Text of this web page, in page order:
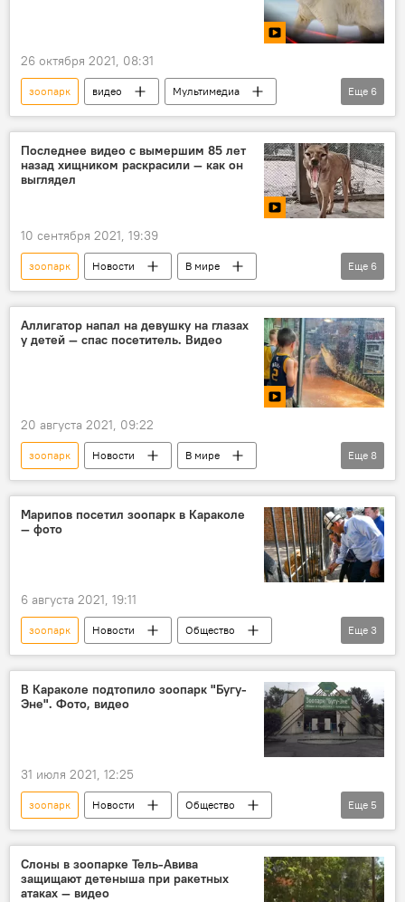
26 октября 2021, 08:31
зоопарк видео
Мультимедиа
В мире
Новости
Якутск
дрон
медведица
Интересное из мира животных
Еще 6
Последнее видео с вымершим 85 лет
назад хищником раскрасили — как он
выглядел
10 сентября 2021, 19:39
зоопарк Новости
В мире
Общество
видео
Мультимедиа
Австралия
архив
Интересное из мира животных
Еще 6
Аллигатор напал на девушку на глазах
у детей — спас посетитель. Видео
20 августа 2021, 09:22
зоопарк Новости
В мире
Происшествия
видео
Мультимедиа
США
аллигатор
нападение
помощь
Еще 8
Марипов посетил зоопарк в Караколе
— фото
6 августа 2021, 19:11
зоопарк Новости
Общество
Кыргызстан
Каракол
Улукбек Марипов
Еще 3
В Караколе подтопило зоопарк "Бугу-
Эне". Фото, видео
31 июля 2021, 12:25
зоопарк Новости
Общество
Кыргызстан
Происшествия
Салтанат Сеитова
подтопление
Еще 5
Слоны в зоопарке Тель-Авива
защищают детеныша при ракетных
атаках — видео